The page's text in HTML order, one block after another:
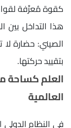
كقوة مُعرِّفة
هذا التداخل بين
الصيني: حضارة لا
بتقييد حركتها.
العلم كساحة
العالمية
في النظام